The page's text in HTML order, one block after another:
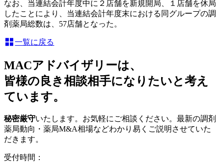
なお、当連結会計年度中に２店舗を新規開局、１店舗を休局
したことにより、当連結会計年度末における同グループの調
剤薬局総数は、57店舗となった。
一覧に戻る
MACアドバイザリーは、
皆様の良き相談相手になりたいと考え
ています。
秘密厳守いたします。お気軽にご相談ください。最新の調剤
薬局動向・薬局M&A相場などわかり易くご説明させていた
だきます。
受付時間：